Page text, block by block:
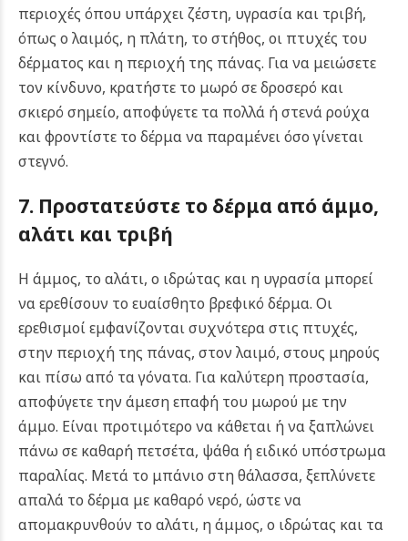
περιοχές όπου υπάρχει ζέστη, υγρασία και τριβή,
όπως ο λαιμός, η πλάτη, το στήθος, οι πτυχές του
δέρματος και η περιοχή της πάνας. Για να μειώσετε
τον κίνδυνο, κρατήστε το μωρό σε δροσερό και
σκιερό σημείο, αποφύγετε τα πολλά ή στενά ρούχα
και φροντίστε το δέρμα να παραμένει όσο γίνεται
στεγνό.
7. Προστατεύστε το δέρμα από άμμο,
αλάτι και τριβή
Η άμμος, το αλάτι, ο ιδρώτας και η υγρασία μπορεί
να ερεθίσουν το ευαίσθητο βρεφικό δέρμα. Οι
ερεθισμοί εμφανίζονται συχνότερα στις πτυχές,
στην περιοχή της πάνας, στον λαιμό, στους μηρούς
και πίσω από τα γόνατα. Για καλύτερη προστασία,
αποφύγετε την άμεση επαφή του μωρού με την
άμμο. Είναι προτιμότερο να κάθεται ή να ξαπλώνει
πάνω σε καθαρή πετσέτα, ψάθα ή ειδικό υπόστρωμα
παραλίας. Μετά το μπάνιο στη θάλασσα, ξεπλύνετε
απαλά το δέρμα με καθαρό νερό, ώστε να
απομακρυνθούν το αλάτι, η άμμος, ο ιδρώτας και τα